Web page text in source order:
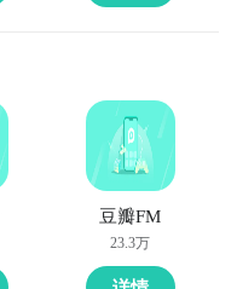
豆瓣FM
23.3万